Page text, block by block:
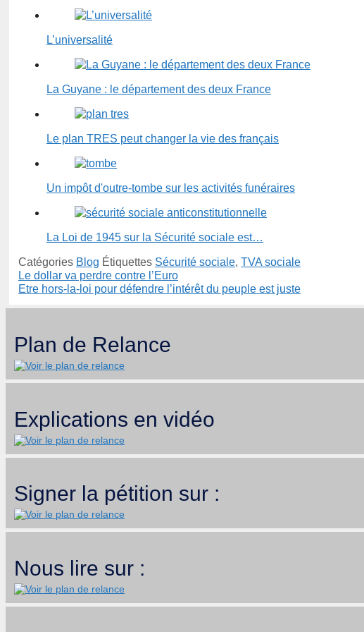
L’universalité
La Guyane : le département des deux France
Le plan TRES peut changer la vie des français
Un impôt d'outre-tombe sur les activités funéraires
La Loi de 1945 sur la Sécurité sociale est…
Catégories Blog Étiquettes Sécurité sociale, TVA sociale
Le dollar va perdre contre l’Euro
Etre hors-la-loi pour défendre l’intérêt du peuple est juste
Plan de Relance
Explications en vidéo
Signer la pétition sur :
Nous lire sur :